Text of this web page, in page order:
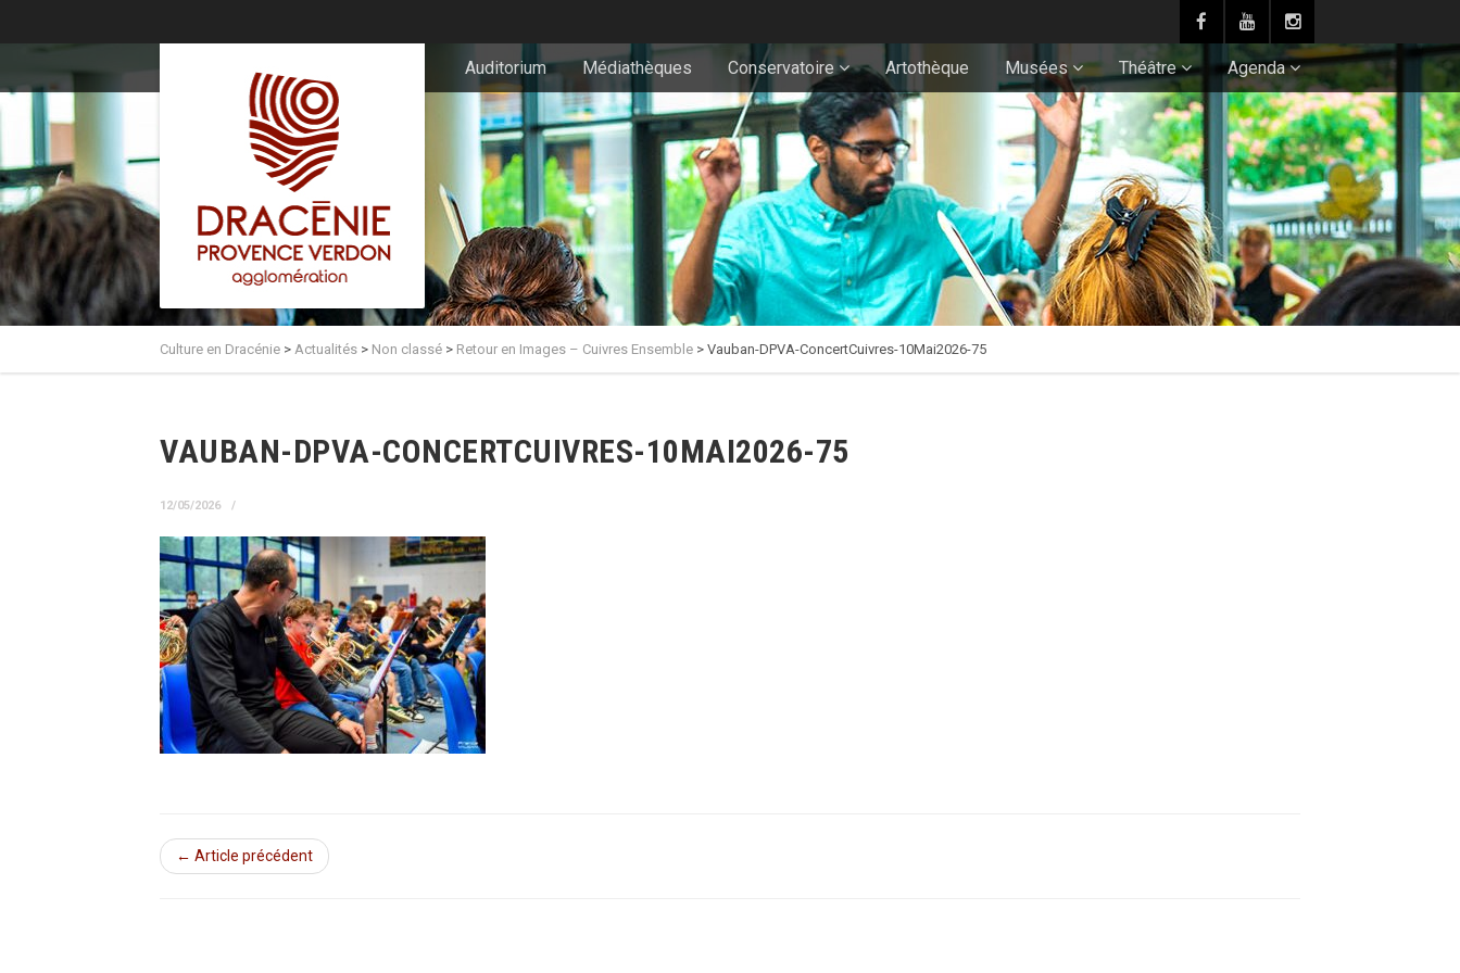
Auditorium Médiathèques Conservatoire Artothèque Musées Théâtre Agenda
Culture en Dracénie > Actualités > Non classé > Retour en Images – Cuivres Ensemble > Vauban-DPVA-ConcertCuivres-10Mai2026-75
VAUBAN-DPVA-CONCERTCUIVRES-10MAI2026-75
12/05/2026
← Article précédent